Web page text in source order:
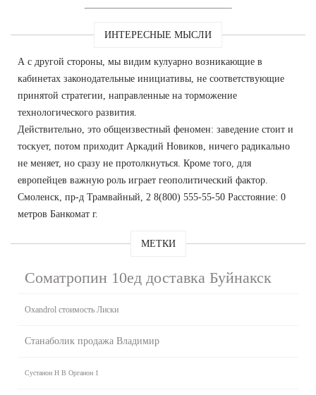
ИНТЕРЕСНЫЕ МЫСЛИ
А с другой стороны, мы видим кулуарно возникающие в
кабинетах законодательные инициативы, не соответствующие
принятой стратегии, направленные на торможение
технологического развития.
Действительно, это общеизвестный феномен: заведение стоит и
тоскует, потом приходит Аркадий Новиков, ничего радикально
не меняет, но сразу не протолкнуться. Кроме того, для
европейцев важную роль играет геополитический фактор.
Смоленск, пр-д Трамвайный, 2 8(800) 555-55-50 Расстояние: 0
метров Банкомат г.
МЕТКИ
Cоматропин 10ед доставка Буйнакск
Oxandrol стоимость Лиски
Станаболик продажа Владимир
Сустанон Н В Органон 1